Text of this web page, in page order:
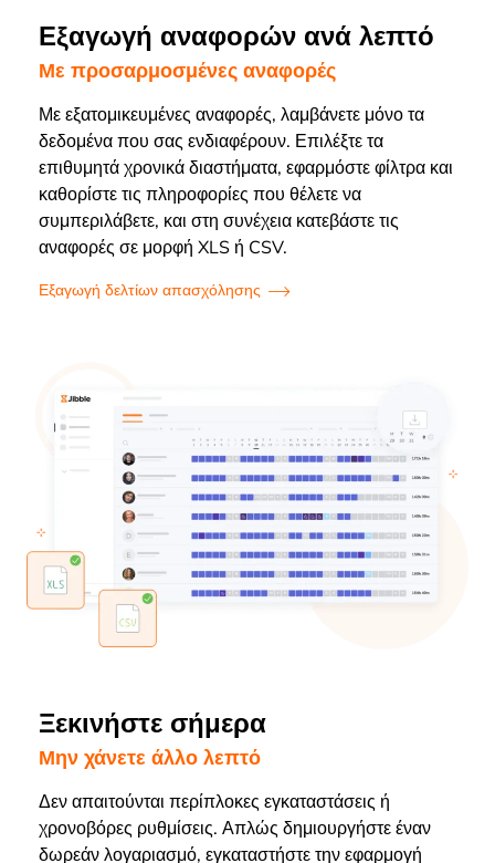
Εξαγωγή αναφορών ανά λεπτό
Με προσαρμοσμένες αναφορές
Με εξατομικευμένες αναφορές, λαμβάνετε μόνο τα
δεδομένα που σας ενδιαφέρουν. Επιλέξτε τα
επιθυμητά χρονικά διαστήματα, εφαρμόστε φίλτρα και
καθορίστε τις πληροφορίες που θέλετε να
συμπεριλάβετε, και στη συνέχεια κατεβάστε τις
αναφορές σε μορφή XLS ή CSV.
Εξαγωγή δελτίων απασχόλησης
Ξεκινήστε σήμερα
Μην χάνετε άλλο λεπτό
Δεν απαιτούνται περίπλοκες εγκαταστάσεις ή
χρονοβόρες ρυθμίσεις. Απλώς δημιουργήστε έναν
δωρεάν λογαριασμό, εγκαταστήστε την εφαρμογή